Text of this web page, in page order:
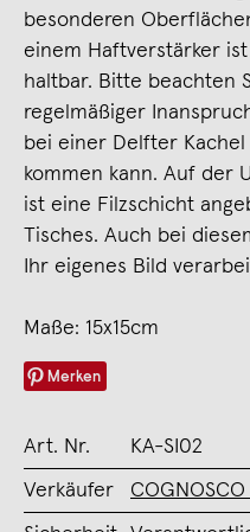
besonderen
einem Haftverstärker
haltbar. Bitte beachten
regelmäßiger
bei einer Delfter
kommen kann. Auf der
ist eine Filzschicht
Tisches. Auch bei
Ihr eigenes Bild
Maße: 15x15cm
Merken
Art. Nr. KA-SI02
Verkäufer